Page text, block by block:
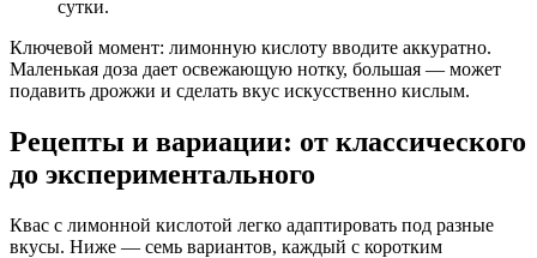
сутки.
Ключевой момент: лимонную кислоту вводите аккуратно.
Маленькая доза дает освежающую нотку, большая — может
подавить дрожжи и сделать вкус искусственно кислым.
Рецепты и вариации: от классического
до экспериментального
Квас с лимонной кислотой легко адаптировать под разные
вкусы. Ниже — семь вариантов, каждый с коротким